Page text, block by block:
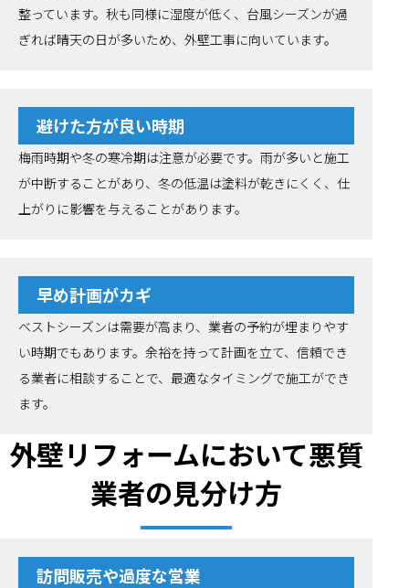
整っています。秋も同様に湿度が低く、台風シーズンが過
ぎれば晴天の日が多いため、外壁工事に向いています。
避けた方が良い時期
梅雨時期や冬の寒冷期は注意が必要です。雨が多いと施工
が中断することがあり、冬の低温は塗料が乾きにくく、仕
上がりに影響を与えることがあります。
早め計画がカギ
ベストシーズンは需要が高まり、業者の予約が埋まりやす
い時期でもあります。余裕を持って計画を立て、信頼でき
る業者に相談することで、最適なタイミングで施工ができ
ます。
外壁リフォームにおいて悪質
業者の見分け方
訪問販売や過度な営業